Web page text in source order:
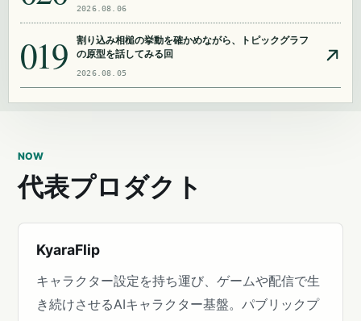
2026.08.06
019
割り込み相槌の挙動を確かめながら、トピックグラフ
の原型を話してみる回
2026.08.05
NOW
代表プロダクト
KyaraFlip
キャラクター設定を持ち運び、ゲームや配信で生
き続けさせるAIキャラクター基盤。パブリックプ